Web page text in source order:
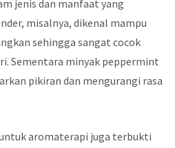
jenis dan manfaat yang
misalnya, dikenal mampu
sehingga sangat cocok
Sementara minyak peppermint
pikiran dan mengurangi rasa
aromaterapi juga terbukti